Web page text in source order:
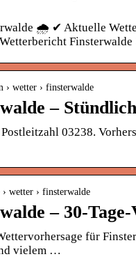
🌧️ ✔ Aktuelle
› wetter › finsterwalde
–
03238.
wetter › finsterwalde
– 30-
für
vielem …